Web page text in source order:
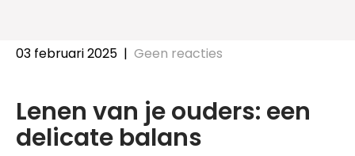
03 februari 2025 | Geen reacties
Lenen van je ouders: een
delicate balans